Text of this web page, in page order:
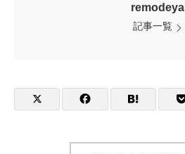
remodeya
記事一覧